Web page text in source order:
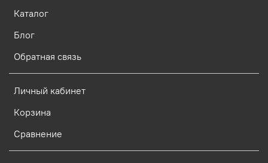
Каталог
Блог
Обратная связь
Личный кабинет
Корзина
Сравнение